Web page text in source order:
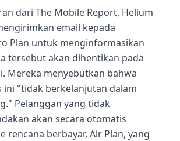
dari The Mobile Report, Helium
email kepada
Plan untuk menginformasikan
tersebut akan dihentikan pada
Mereka menyebutkan bahwa
ini "tidak berkelanjutan dalam
Pelanggan yang tidak
akan secara otomatis
rencana berbayar, Air Plan, yang